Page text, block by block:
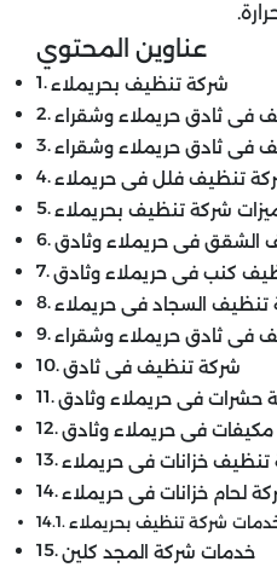
عناوين المحتوي
شركة تنظيف بحريملاء
فى ثادق حريملاء وشقراء
فى ثادق حريملاء وشقراء
شركة تنظيف بحريملاء
الشقق فى حريملاء وثادق
كنب فى حريملاء وثادق
تنظيف السجاد فى حريملاء
فى ثادق حريملاء وشقراء
شركة تنظيف فى ثادق
حشرات فى حريملاء وثادق
فى حريملاء وثادق
تنظيف خزانات فى حريملاء
شركة تنظيف بحريملاء
خدمات شركة المجد كلين